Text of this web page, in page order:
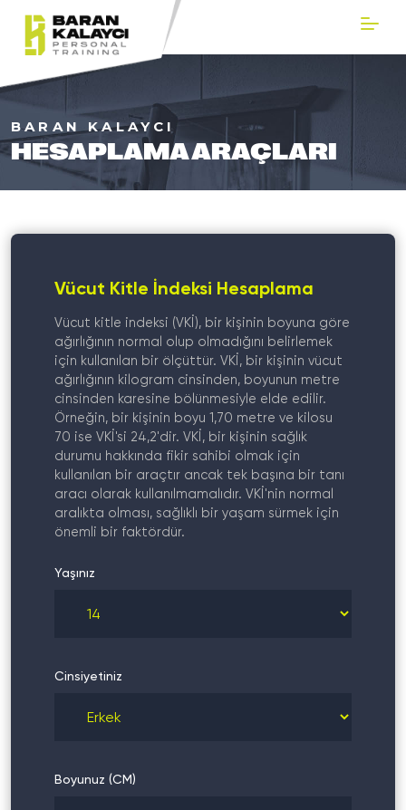
BARAN KALAYCI
HESAPLAMA ARAÇLARI
Vücut Kitle İndeksi Hesaplama
Vücut kitle indeksi (VKİ), bir kişinin boyuna göre
ağırlığının normal olup olmadığını belirlemek
için kullanılan bir ölçüttür. VKİ, bir kişinin vücut
ağırlığının kilogram cinsinden, boyunun metre
cinsinden karesine bölünmesiyle elde edilir.
Örneğin, bir kişinin boyu 1,70 metre ve kilosu
70 ise VKİ'si 24,2'dir. VKİ, bir kişinin sağlık
durumu hakkında fikir sahibi olmak için
kullanılan bir araçtır ancak tek başına bir tanı
aracı olarak kullanılmamalıdır. VKİ'nin normal
aralıkta olması, sağlıklı bir yaşam sürmek için
önemli bir faktördür.
Yaşınız
Cinsiyetiniz
Boyunuz (CM)